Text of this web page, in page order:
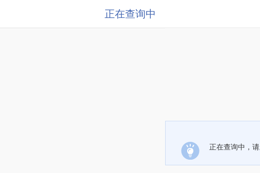
正在查询中
正在查询中，